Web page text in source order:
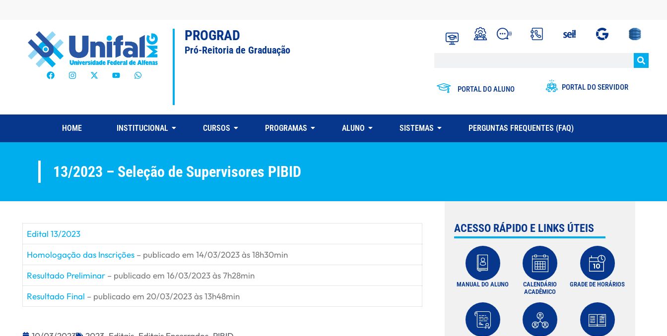
PROGRAD
Pró-Reitoria de Graduação
PORTAL DO ALUNO PORTAL DO SERVIDOR
HOME INSTITUCIONAL CURSOS PROGRAMAS ALUNO SISTEMAS PERGUNTAS FREQUENTES (FAQ)
13/2023 – Seleção de Supervisores PIBID
Edital 13/2023
Homologação das Inscrições– publicado em 14/03/2023 às 18h30min
Resultado Preliminar– publicado em 16/03/2023 às 7h28min
Resultado Final – publicado em 20/03/2023 às 13h48min
ACESSO RÁPIDO E LINKS ÚTEIS
MANUAL DO ALUNO
CALENDÁRIO
ACADÊMICO
GRADE DE HORÁRIOS